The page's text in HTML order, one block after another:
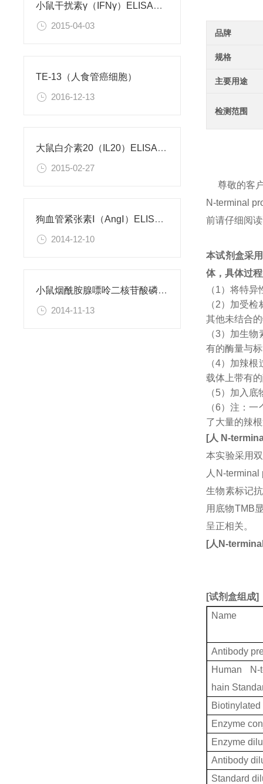
小鼠干扰素γ（IFNγ）ELISA试剂盒
2015-04-03
TE-13（人食管癌细胞）
2016-12-13
大鼠白介素20（IL20）ELISA试剂盒
2015-02-27
狗血管紧张素Ⅰ（AngⅠ）ELISA试剂盒
2014-12-10
小鼠烟酰胺腺嘌呤二核苷酸磷酸（NADPH）检测试剂盒
2014-11-13
品牌
规格
主要用途
检测范围
尊敬的客
N-terminal
前请仔细阅
本试剂盒采
体，具体过
（1）将特
（2）加受
其他未结合
（3）加生
有的酶量与
（4）加辣
载体上带有
（5）加入
（6）注：
了大量的辣
[人 N-
本实验采用
人N-
生物素标记
用底物TMB
呈正相关。
[人 N-
[试剂盒组成]
Name
Antibody
Human N-
hain
Enzyme
Enzyme
Antibody
Standard